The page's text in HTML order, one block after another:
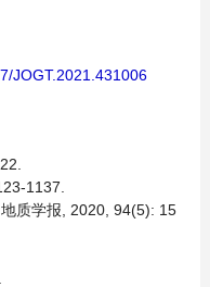
JOGT.2021.431006
1137.
质学报, 2020, 94(5): 15